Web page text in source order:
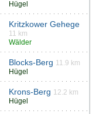
Hügel
Kritzkower Gehege
11 km
Wälder
Blocks-Berg 11.9 km
Hügel
Krons-Berg 12.2 km
Hügel